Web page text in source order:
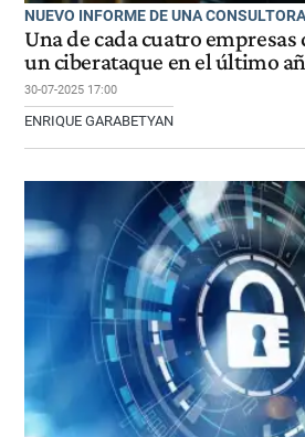
NUEVO INFORME DE UNA
Una de cada cuatro
un ciberataque en el último
30-07-2025 17:00
ENRIQUE GARABETYAN